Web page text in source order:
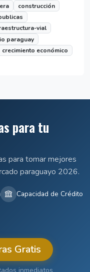
construcción
vial
paraguay
crecimiento económico
para tu
para tomar mejores
paraguayo 2026.
Capacidad de Crédito
Gratis